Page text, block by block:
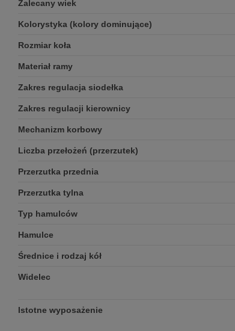
Zalecany wiek
Kolorystyka (kolory dominujące)
Rozmiar koła
Materiał ramy
Zakres regulacja siodełka
Zakres regulacji kierownicy
Mechanizm korbowy
Liczba przełożeń (przerzutek)
Przerzutka przednia
Przerzutka tylna
Typ hamulców
Hamulce
Średnice i rodzaj kół
Widelec
Istotne wyposażenie